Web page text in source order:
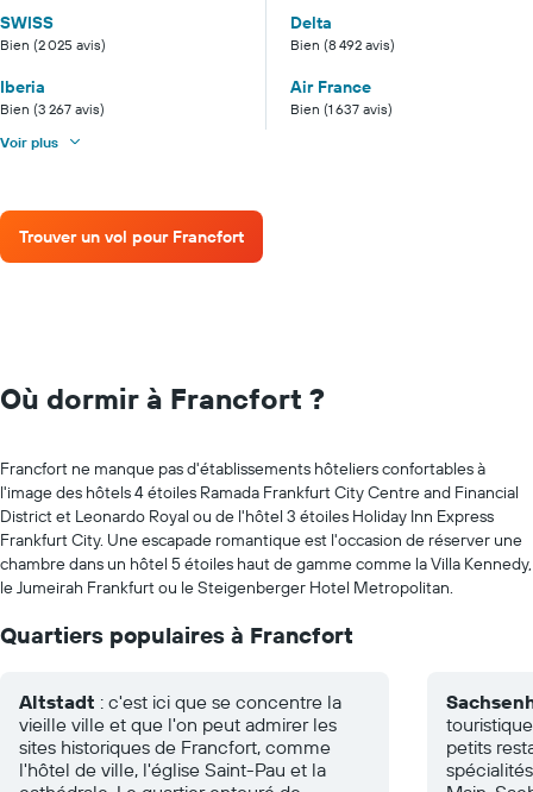
SWISS
Bien (2 025 avis)
Delta
Bien (8 492 avis)
Iberia
Bien (3 267 avis)
Air France
Bien (1 637 avis)
Voir plus
Trouver un vol pour Francfort
Où dormir à Francfort ?
Francfort ne manque pas d'établissements hôteliers confortables à
l'image des hôtels 4 étoiles Ramada Frankfurt City Centre and Financial
District et Leonardo Royal ou de l'hôtel 3 étoiles Holiday Inn Express
Frankfurt City. Une escapade romantique est l'occasion de réserver une
chambre dans un hôtel 5 étoiles haut de gamme comme la Villa Kennedy,
le Jumeirah Frankfurt ou le Steigenberger Hotel Metropolitan.
Quartiers populaires à Francfort
Altstadt : c'est ici que se concentre la
vieille ville et que l'on peut admirer les
sites historiques de Francfort, comme
l'hôtel de ville, l'église Saint-Pau et la
petits